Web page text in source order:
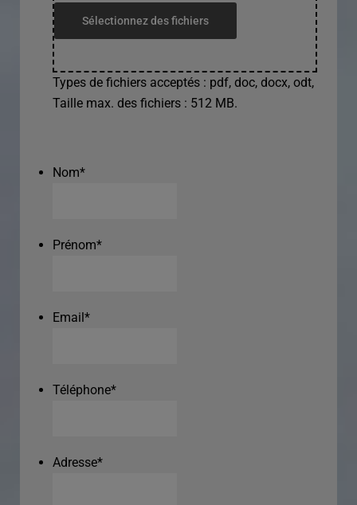
Sélectionnez des fichiers
Types de fichiers acceptés : pdf, doc, docx, odt,
Taille max. des fichiers : 512 MB.
Nom*
Prénom*
Email*
Téléphone*
Adresse*